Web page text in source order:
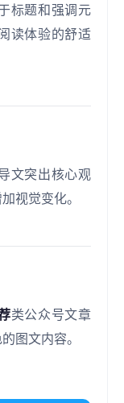
标题和强调元
读体验的舒适
文突出核心观
视觉变化。
类公众号文章
图文内容。